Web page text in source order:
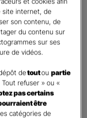
site internet, de
son contenu, de
du contenu sur
sur ses
de vidéos.
detoutoupartie
refuser » ou «
pas certains
être
catégories de